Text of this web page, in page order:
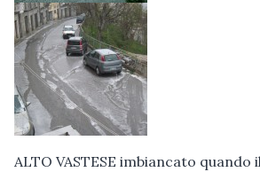
ALTO VASTESE imbiancato